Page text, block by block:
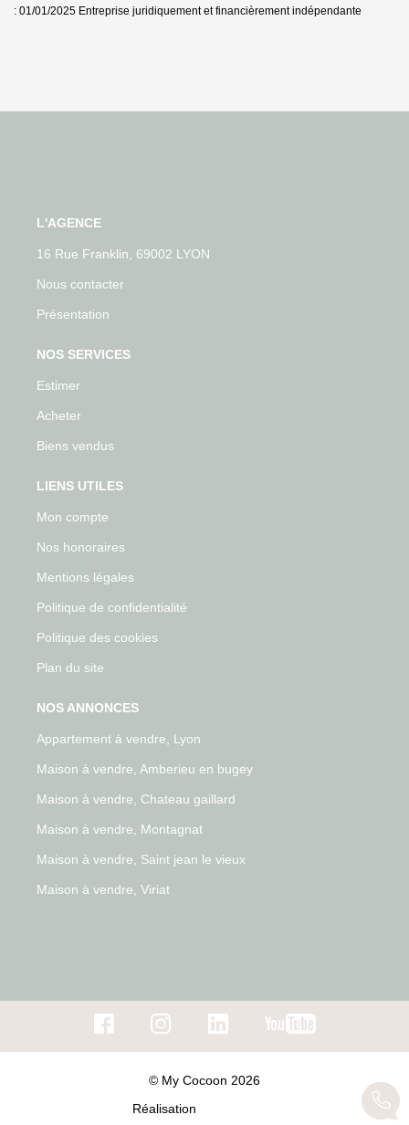
: 01/01/2025 Entreprise juridiquement et financièrement indépendante
L'AGENCE
16 Rue Franklin, 69002 LYON
Nous contacter
Présentation
NOS SERVICES
Estimer
Acheter
Biens vendus
LIENS UTILES
Mon compte
Nos honoraires
Mentions légales
Politique de confidentialité
Politique des cookies
Plan du site
NOS ANNONCES
Appartement à vendre, Lyon
Maison à vendre, Amberieu en bugey
Maison à vendre, Chateau gaillard
Maison à vendre, Montagnat
Maison à vendre, Saint jean le vieux
Maison à vendre, Viriat
© My Cocoon 2026
Réalisation